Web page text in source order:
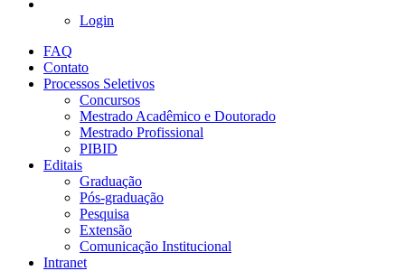
Login
FAQ
Contato
Processos Seletivos
Concursos
Mestrado Acadêmico e Doutorado
Mestrado Profissional
PIBID
Editais
Graduação
Pós-graduação
Pesquisa
Extensão
Comunicação Institucional
Intranet